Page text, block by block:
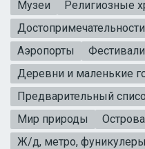
Музеи
Религиозные
Достопримечательности
Аэропорты
Фестивали
Деревни и маленькие
Предварительный
Мир природы
Острова
Ж/д, метро,